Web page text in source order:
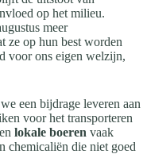
op het milieu.
meer
ze op hun best worden
voor ons eigen welzijn,
een bijdrage leveren aan
voor het transporteren
lokale boeren vaak
chemicaliën die niet goed